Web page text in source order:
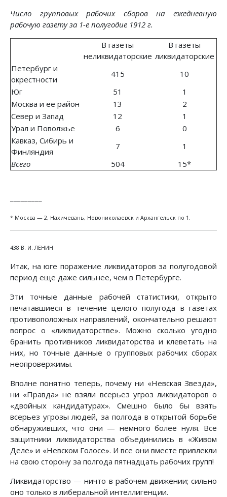
Число групповых рабочих сборов на ежедневную
рабочую газету за 1-е полугодие 1912 г.
В газеты
неликвидаторские
В газеты
ликвидаторские
Петербург и
окрестности
415
10
Юг
51
1
Москва и ее район
13
2
Север и Запад
12
1
Урал и Поволжье
6
0
Кавказ, Сибирь и
Финляндия
7
1
Всего
504 15*
* Москва — 2, Нахичевань, Новониколаевск и Архангельск по 1.
438 В. И. ЛЕНИН
Итак, на юге поражение ликвидаторов за полугодовой
период еще даже сильнее, чем в Петербурге.
Эти точные данные рабочей статистики, открыто
печатавшиеся в течение целого полугода в газетах
противоположных направлений, окончательно решают
вопрос о «ликвидаторстве». Можно сколько угодно
бранить противников ликвидаторства и клеветать на
них, но точные данные о групповых рабочих сборах
неопровержимы.
Вполне понятно теперь, почему ни «Невская Звезда»,
ни «Правда» не взяли всерьез угроз ликвидаторов о
«двойных кандидатурах». Смешно было бы взять
всерьез угрозы людей, за полгода в открытой борьбе
обнаруживших, что они — немного более нуля. Все
защитники ликвидаторства объединились в «Живом
Деле» и «Невском Голосе». И все они вместе привлекли
на свою сторону за полгода пятнадцать рабочих групп!
Ликвидаторство — ничто в рабочем движении; сильно
оно только в либеральной интеллигенции.